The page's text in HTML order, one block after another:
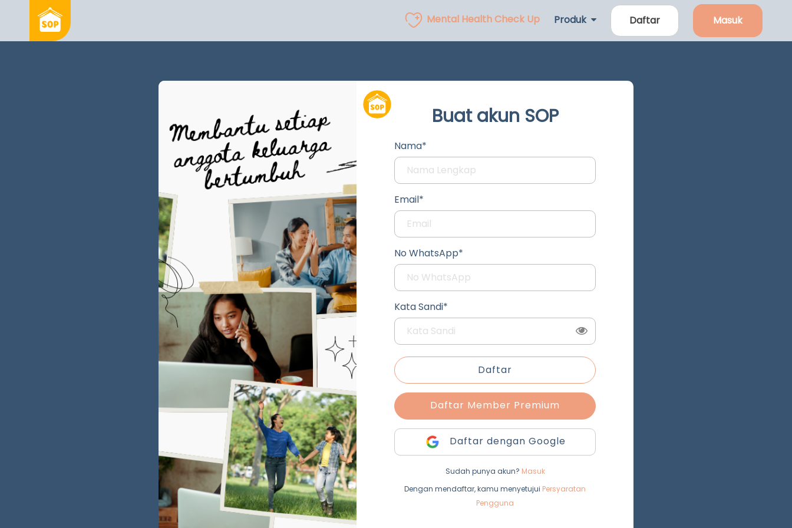
Mental Health Check Up Produk Daftar Masuk
Buat akun SOP
Nama*
Email*
No WhatsApp*
Kata Sandi*
Daftar
Daftar Member Premium
Daftar dengan Google
Sudah punya akun? Masuk
Dengan mendaftar, kamu menyetujui Persyaratan
Pengguna